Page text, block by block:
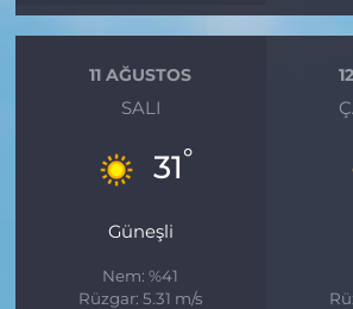
11 AĞUSTOS
SALI
31°
Güneşli
Nem: %41
Rüzgar: 5.31 m/s